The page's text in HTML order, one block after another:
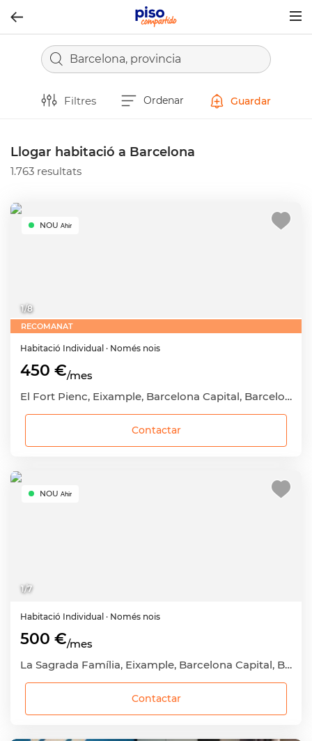
Barcelona, provincia
Filtres Ordenar Guardar
Llogar habitació a Barcelona
1.763 resultats
1/8
NOU Ahir
RECOMANAT
Habitació Individual · Només nois
450 €/mes
El Fort Pienc, Eixample, Barcelona Capital, Barcelona
Contactar
1/7
NOU Ahir
Habitació Individual · Només nois
500 €/mes
La Sagrada Família, Eixample, Barcelona Capital, Barcelona
Contactar